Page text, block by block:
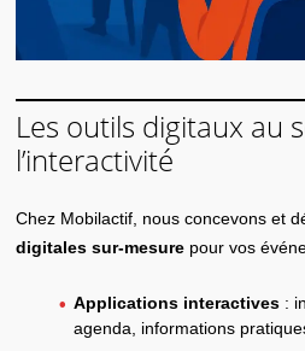
Les outils digitaux au
l’interactivité
Chez Mobilactif, nous concevons et
digitales sur-mesure pour vos
Applications interactives:
agenda, informations